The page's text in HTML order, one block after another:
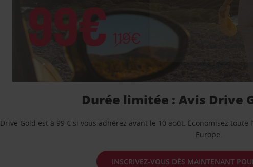
Durée limitée : Avis Drive
Drive Gold est à 99 € si vous adhérez avant le 10 août. Économisez
Europe.
INSCRIVEZ-VOUS DÈS MAINTENANT